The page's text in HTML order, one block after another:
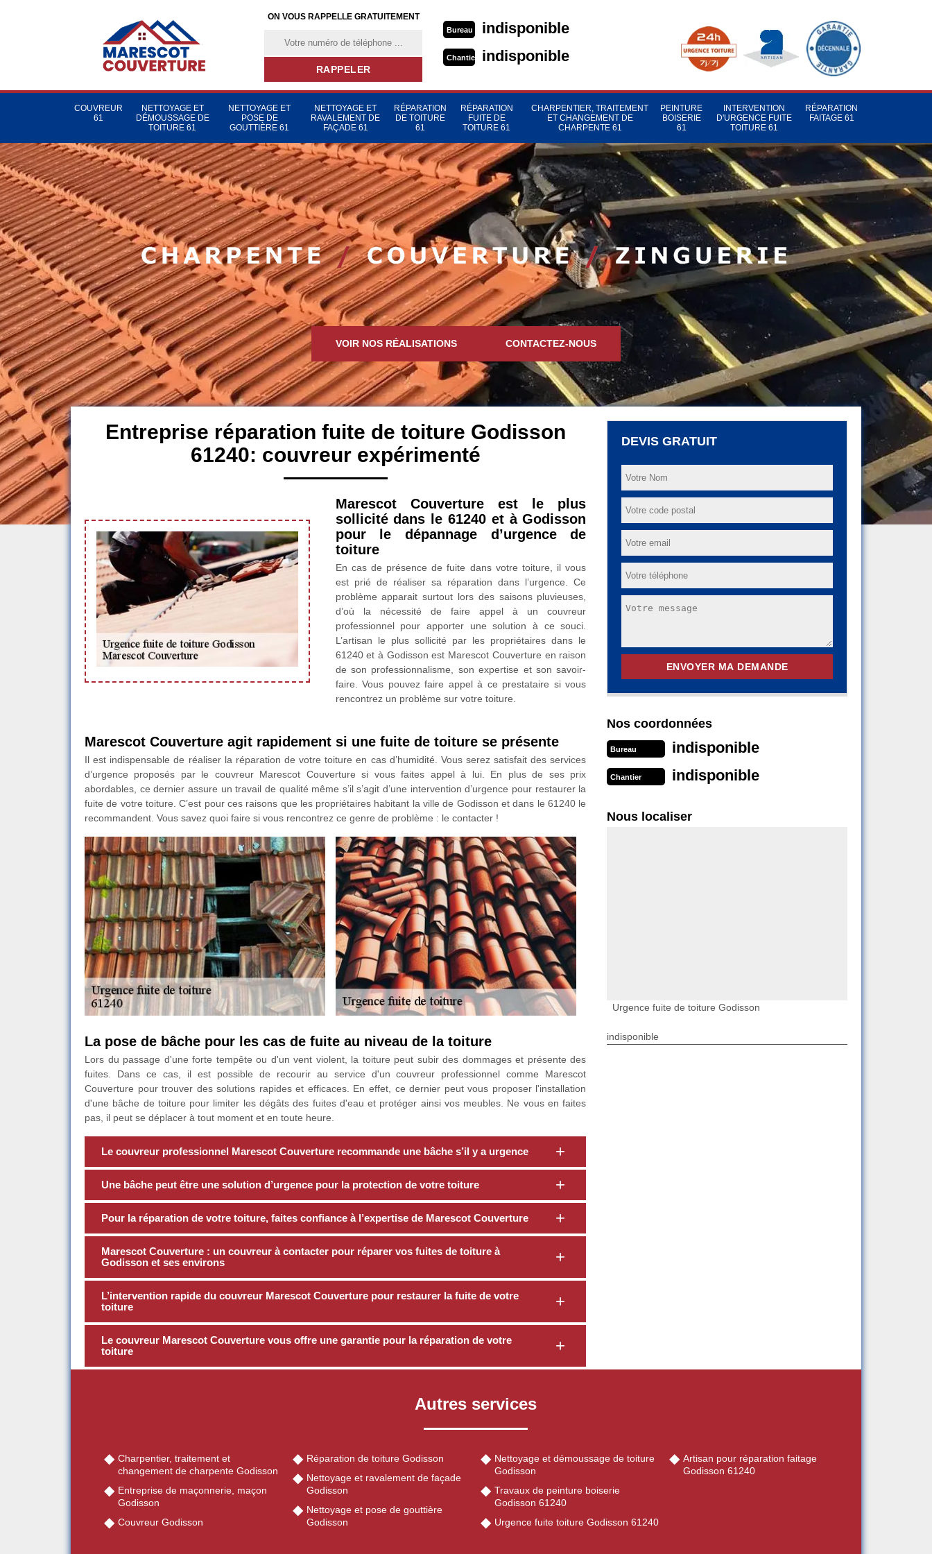
ON VOUS RAPPELLE GRATUITEMENT
Bureau indisponible
Chantier indisponible
COUVREUR
61
NETTOYAGE ET
DÉMOUSSAGE DE
TOITURE 61
NETTOYAGE ET
POSE DE
GOUTTIÈRE 61
NETTOYAGE ET
RAVALEMENT DE
FAÇADE 61
RÉPARATION
DE TOITURE
61
RÉPARATION
FUITE DE
TOITURE 61
CHARPENTIER, TRAITEMENT
ET CHANGEMENT DE
CHARPENTE 61
PEINTURE
BOISERIE
61
INTERVENTION
D'URGENCE FUITE
TOITURE 61
RÉPARATION
FAITAGE 61
VOIR NOS RÉALISATIONS CONTACTEZ-NOUS
Entreprise réparation fuite de toiture Godisson
61240: couvreur expérimenté
Marescot Couverture est le plus
sollicité dans le 61240 et à Godisson
pour le dépannage d’urgence de
toiture
En cas de présence de fuite dans votre toiture, il vous
est prié de réaliser sa réparation dans l’urgence. Ce
problème apparait surtout lors des saisons pluvieuses,
d’où la nécessité de faire appel à un couvreur
professionnel pour apporter une solution à ce souci.
L’artisan le plus sollicité par les propriétaires dans le
61240 et à Godisson est Marescot Couverture en raison
de son professionnalisme, son expertise et son savoir-
faire. Vous pouvez faire appel à ce prestataire si vous
rencontrez un problème sur votre toiture.
Marescot Couverture agit rapidement si une fuite de toiture se présente
Il est indispensable de réaliser la réparation de votre toiture en cas d’humidité. Vous serez satisfait des services
d’urgence proposés par le couvreur Marescot Couverture si vous faites appel à lui. En plus de ses prix
abordables, ce dernier assure un travail de qualité même s’il s’agit d’une intervention d’urgence pour restaurer la
fuite de votre toiture. C’est pour ces raisons que les propriétaires habitant la ville de Godisson et dans le 61240 le
recommandent. Vous savez quoi faire si vous rencontrez ce genre de problème : le contacter !
La pose de bâche pour les cas de fuite au niveau de la toiture
Lors du passage d'une forte tempête ou d'un vent violent, la toiture peut subir des dommages et présente des
fuites. Dans ce cas, il est possible de recourir au service d'un couvreur professionnel comme Marescot
Couverture pour trouver des solutions rapides et efficaces. En effet, ce dernier peut vous proposer l'installation
d'une bâche de toiture pour limiter les dégâts des fuites d'eau et protéger ainsi vos meubles. Ne vous en faites
pas, il peut se déplacer à tout moment et en toute heure.
Le couvreur professionnel Marescot Couverture recommande une bâche s’il y a urgence
Une bâche peut être une solution d’urgence pour la protection de votre toiture
Pour la réparation de votre toiture, faites confiance à l’expertise de Marescot Couverture
Marescot Couverture : un couvreur à contacter pour réparer vos fuites de toiture à
Godisson et ses environs
L’intervention rapide du couvreur Marescot Couverture pour restaurer la fuite de votre
toiture
Le couvreur Marescot Couverture vous offre une garantie pour la réparation de votre
toiture
DEVIS GRATUIT
Nos coordonnées
Bureau indisponible
Chantier indisponible
Nous localiser
Urgence fuite de toiture Godisson
indisponible
Autres services
Charpentier, traitement et
changement de charpente Godisson
Entreprise de maçonnerie, maçon
Godisson
Couvreur Godisson
Réparation de toiture Godisson
Nettoyage et ravalement de façade
Godisson
Nettoyage et pose de gouttière
Godisson
Nettoyage et démoussage de toiture
Godisson
Travaux de peinture boiserie
Godisson 61240
Urgence fuite toiture Godisson 61240
Artisan pour réparation faitage
Godisson 61240